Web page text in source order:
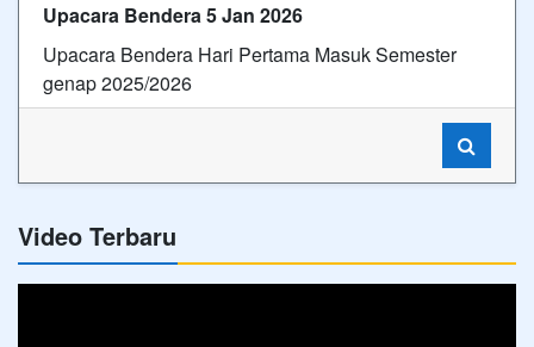
Upacara Bendera 5 Jan 2026
Upacara Bendera Hari Pertama Masuk Semester
genap 2025/2026
Video Terbaru